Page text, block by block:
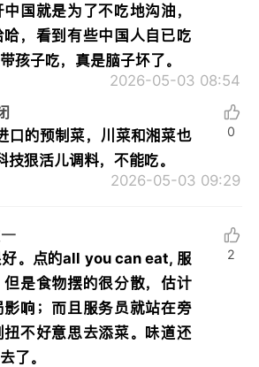
国就是为了不吃地沟油，
，看到有些中国人自已吃
孩子吃，真是脑子坏了。
2026-05-03 08:54
口的预制菜，川菜和湘菜也
技狠活儿调料，不能吃。
2026-05-03 09:29
0
。点的all you can eat, 服
是食物摆的很分散，估计
响；而且服务员就站在旁
不好意思去添菜。味道还
了。
2